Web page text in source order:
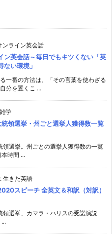
ンライン英会話
ン英会話～毎日でもキツくない「英
い環境」
一番の方法は、「その言葉を使わざる
分を置くこ ...
雑学
領選挙・州ごと選挙人獲得数一覧
選挙。州ごとの選挙人獲得数の一覧
時間 ...
: 生きた英語
スピーチ 全英文＆和訳（対訳）
選挙、カマラ・ハリスの受諾演説